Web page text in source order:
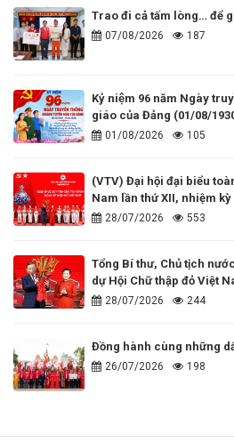
Trao đi cả tấm lòng… để
07/08/2026 187
Kỷ niệm 96 năm Ngày
giáo của Đảng (01/08/
01/08/2026 105
(VTV) Đại hội đại biểu
Nam lần thứ XII, nhiệm kỳ
28/07/2026 553
Tổng Bí thư, Chủ tịch
dự Hội Chữ thập đỏ Việt
28/07/2026 244
Đồng hành cùng những
26/07/2026 198